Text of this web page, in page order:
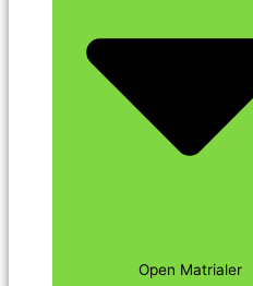
Open Matrialer